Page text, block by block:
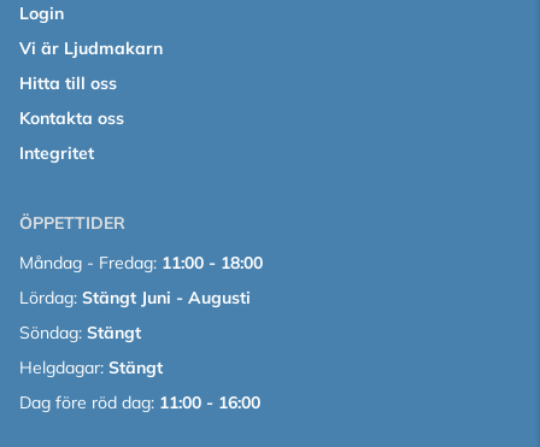
Login
Vi är Ljudmakarn
Hitta till oss
Kontakta oss
Integritet
ÖPPETTIDER
Måndag - Fredag: 11:00 - 18:00
Lördag: Stängt Juni - Augusti
Söndag: Stängt
Helgdagar: Stängt
Dag före röd dag: 11:00 - 16:00